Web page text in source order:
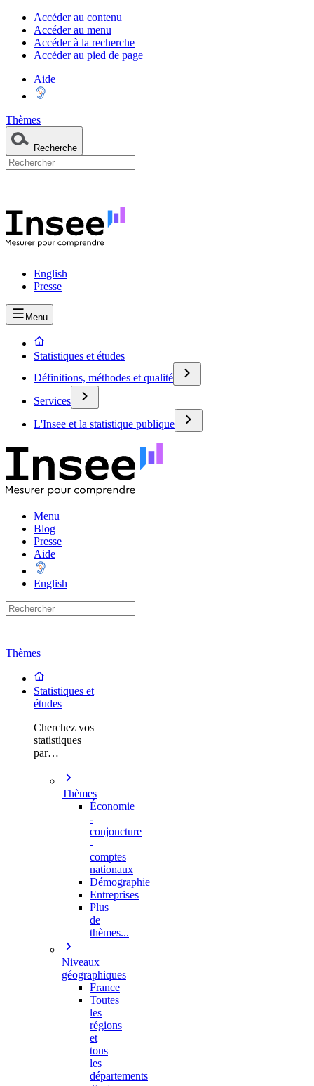
Accéder au contenu
Accéder au menu
Accéder à la recherche
Accéder au pied de page
Aide
Thèmes
Recherche
English
Presse
Menu
Statistiques et études
Définitions, méthodes et qualité
Services
L'Insee et la statistique publique
Menu
Blog
Presse
Aide
English
Thèmes
Statistiques et
études
Cherchez vos
statistiques
par…
Thèmes
Économie
-
conjoncture
-
comptes
nationaux
Démographie
Entreprises
Plus
de
thèmes...
Niveaux
géographiques
France
Toutes
les
régions
et
tous
les
départements